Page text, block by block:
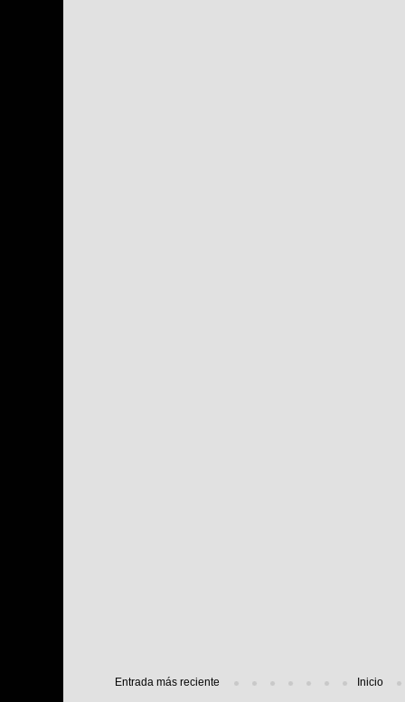
Entrada más reciente Inicio